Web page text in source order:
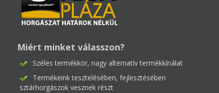
Miért minket válasszon?
Széles termékkör, nagy alternatív termékkínálat
Termékeink tesztelésében, fejlesztésében
sztárhorgászok vesznek részt